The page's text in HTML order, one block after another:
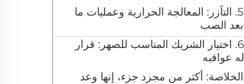
5. التآزر: المعالجة الحرارية وعمليات ما
بعد الصب
6. اختيار الشريك المناسب للصهر: قرار
له عواقبه
الخلاصة: أكثر من مجرد جزء، إنها وعد